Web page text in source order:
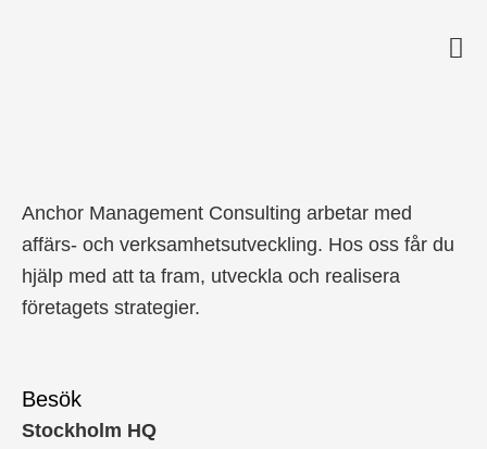
Anchor Management Consulting arbetar med
affärs- och verksamhetsutveckling. Hos oss får du
hjälp med att ta fram, utveckla och realisera
företagets strategier.
Besök
Stockholm HQ